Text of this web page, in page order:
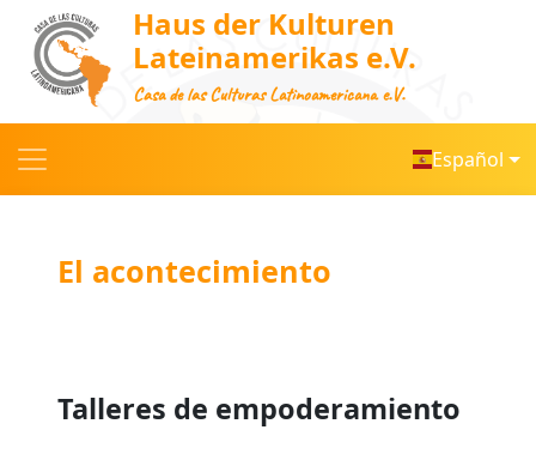
Haus der Kulturen
Lateinamerikas e.V.
Casa de las Culturas Latinoamericana e.V.
Español
El acontecimiento
Talleres de empoderamiento